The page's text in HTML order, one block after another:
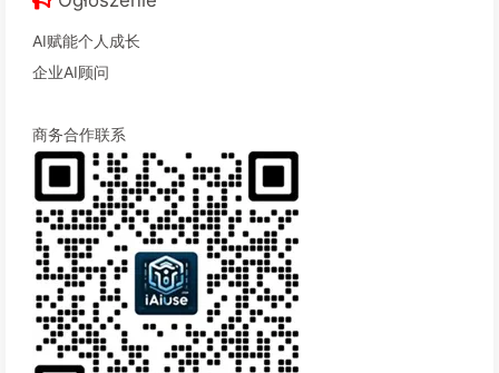
AI赋能个人成长
企业AI顾问
商务合作联系